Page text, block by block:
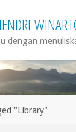
ENDRI WINART
dengan
"Library"